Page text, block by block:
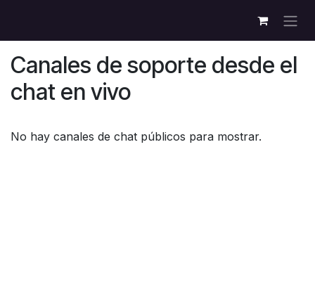
Canales de soporte desde el
chat en vivo
No hay canales de chat públicos para mostrar.